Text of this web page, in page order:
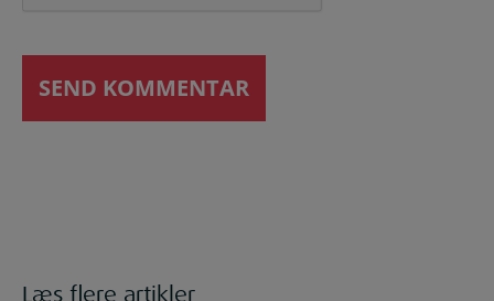
Læs flere artikler